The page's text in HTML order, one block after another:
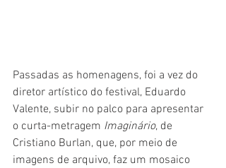
Passadas as homenagens, foi a vez do
diretor artístico do festival, Eduardo
Valente, subir no palco para apresentar
o curta-metragem Imaginário, de
Cristiano Burlan, que, por meio de
imagens de arquivo, faz um mosaico